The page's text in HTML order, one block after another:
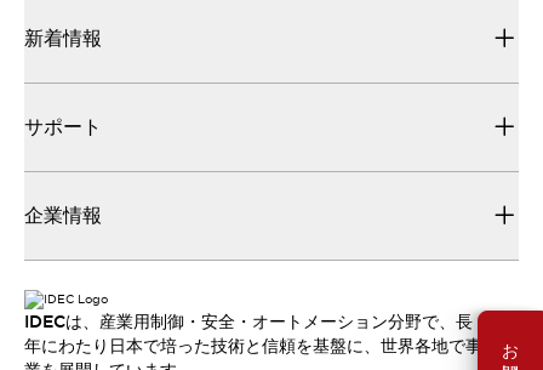
新着情報
サポート
企業情報
IDECは、産業用制御・安全・オートメーション分野で、長
年にわたり日本で培った技術と信頼を基盤に、世界各地で事